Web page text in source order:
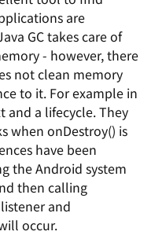
are
GC takes care of
- however, there
not clean memory
to it. For example in
and a lifecycle. They
when onDestroy() is
have been
the Android system
then calling
and
occur.